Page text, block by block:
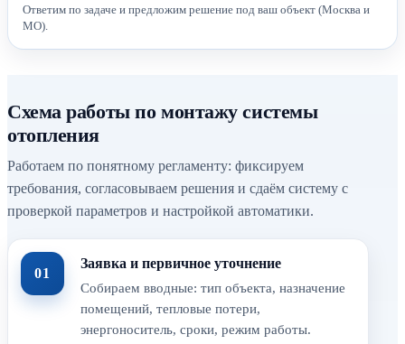
Ответим по задаче и предложим решение под ваш объект (Москва и
МО).
Схема работы по монтажу системы
отопления
Работаем по понятному регламенту: фиксируем
требования, согласовываем решения и сдаём систему с
проверкой параметров и настройкой автоматики.
01
Заявка и первичное уточнение
Собираем вводные: тип объекта, назначение
помещений, тепловые потери,
энергоноситель, сроки, режим работы.